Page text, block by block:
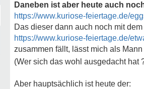
Daneben ist aber heute auch
https://www.kuriose-feiertage.de/
Das dieser dann auch noch mit
https://www.kuriose-feiertage.de/
zusammen fällt, lässt mich als
(Wer sich das wohl ausgedacht hat
Aber hauptsächlich ist heute der: